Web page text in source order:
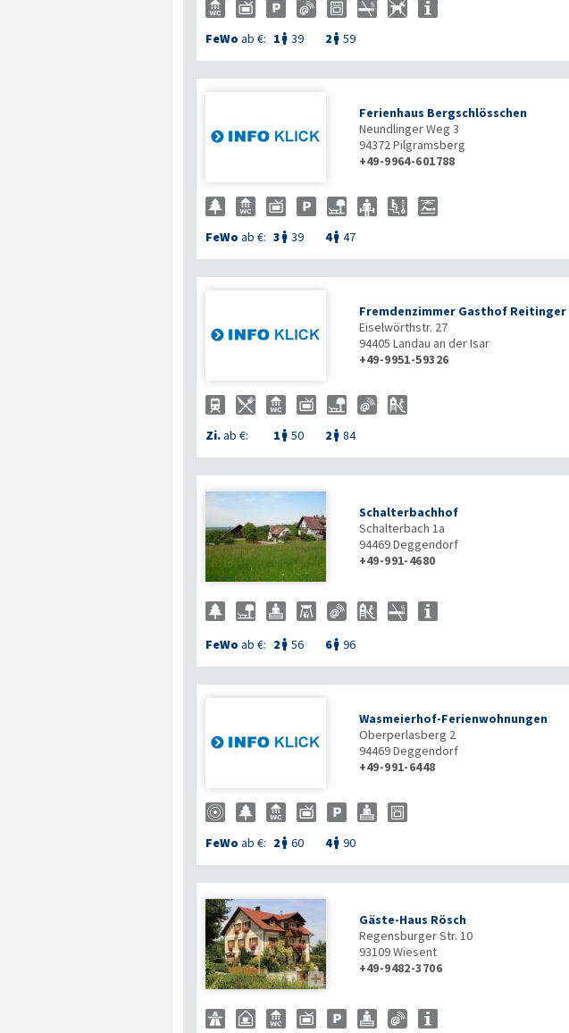
FeWo ab €: 1  39 2  59
Ferienhaus Bergschlösschen
Neundlinger Weg 3
94372Pilgramsberg
+49-9964-601788
FeWo ab €: 3  39 4 47
Fremdenzimmer Gasthof Reitinger
Eiselwörthstr. 27
94405 Landau an der Isar
+49-9951-59326
Zi.ab €: 1  50 2  84
Schalterbachhof
Schalterbach 1a
94469Deggendorf
+49-991-4680
FeWo ab €: 2  56 6 96
Wasmeierhof-Ferienwohnungen
Oberperlasberg 2
94469Deggendorf
+49-991-6448
FeWo ab €: 2  60 4 90

Gäste-Haus Rösch
Regensburger Str. 10
93109Wiesent
+49-9482-3706